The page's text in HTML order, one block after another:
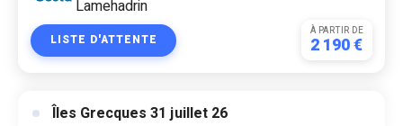
LISTE D'ATTENTE
À PARTIR DE
2 190 €
Îles Grecques 31 juillet 26